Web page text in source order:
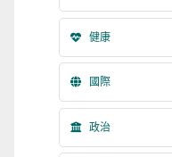
健康
國際
政治